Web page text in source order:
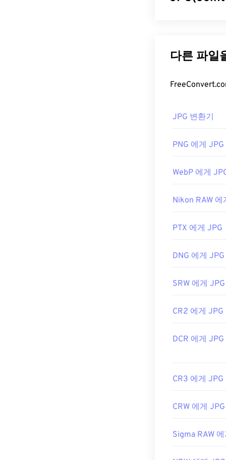
RW2 파일
Lightroom 과
료 프로그램인
다른 무료 뷰
기가 비교적 작
사용하면 파일
더 나은 압축
JPG 파일
파일을 두 번
택하세요.
션,Apple
개발: Joint
최초 출시:
색상 선택기를
JPG 변환기
PNG 에게 JPG
WebP 에게
Nikon RAW 에
PTX 에게 JPG
DNG 에게 JPG
SRW 에게 JPG
CR2 에게 JPG
DCR 에게 JPG
CR3 에게 JPG
CRW 에게 JPG
Sigma RAW